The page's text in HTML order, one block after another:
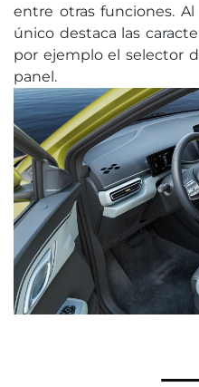
entre otras funciones.
único destaca las
por ejemplo el selector
panel.